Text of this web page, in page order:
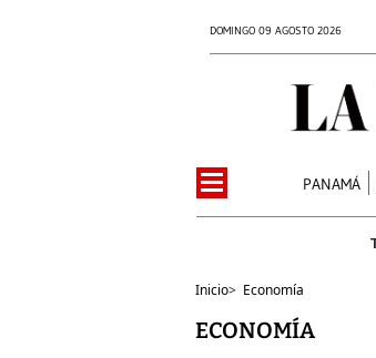
DOMINGO 09 AGOSTO 2026
PANAMÁ
Inicio> Economía
ECONOMÍA